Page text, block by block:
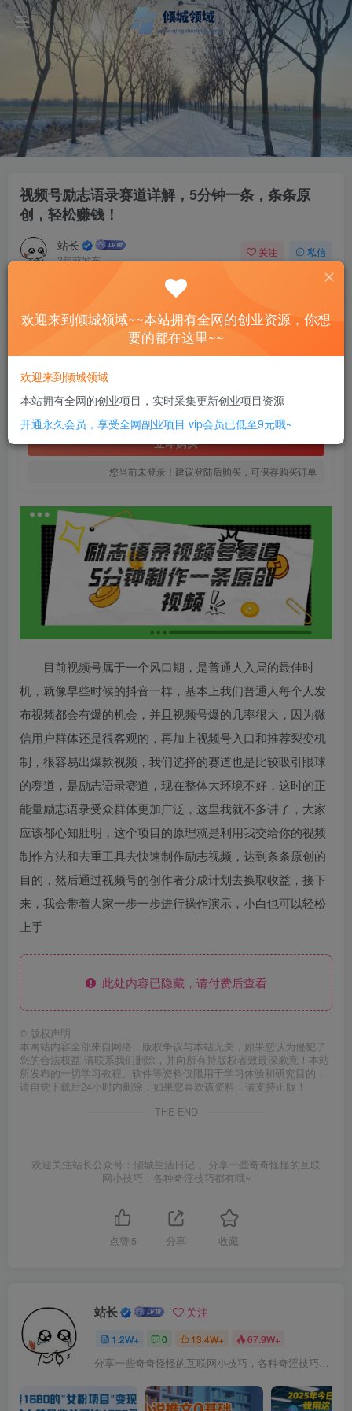
视频号励志语录赛道详解，5分钟一条，条条原
创，轻松赚钱！
站长
2年前发布
关注 私信
视频号励志语录赛道详解，5分钟一条，条条原创，轻松赚钱！
此内容为付费资源，请付费后查看
SVIP全站会员 免费
立即购买
您当前未登录！建议登陆后购买，可保存购买订单
已售 2
目前视频号属于一个风口期，是普通人入局的最佳时
机，就像早些时候的抖音一样，基本上我们普通人每个人发
布视频都会有爆的机会，并且视频号爆的几率很大，因为微
信用户群体还是很客观的，再加上视频号入口和推荐裂变机
制，很容易出爆款视频，我们选择的赛道也是比较吸引眼球
的赛道，是励志语录赛道，现在整体大环境不好，这时的正
能量励志语录受众群体更加广泛，这里我就不多讲了，大家
应该都心知肚明，这个项目的原理就是利用我交给你的视频
制作方法和去重工具去快速制作励志视频，达到条条原创的
目的，然后通过视频号的创作者分成计划去换取收益，接下
来，我会带着大家一步一步进行操作演示，小白也可以轻松
上手
此处内容已隐藏，请付费后查看
© 版权声明
本网站内容全部来自网络，版权争议与本站无关，如果您认为侵犯了
您的合法权益,请联系我们删除，并向所有持版权者致最深歉意！本站
所发布的一切学习教程、软件等资料仅限用于学习体验和研究目的；
请自觉下载后24小时内删除，如果您喜欢该资料，请支持正版！
THE END
欢迎关注站长公众号：倾城生活日记 。分享一些奇奇怪怪的互联
网小技巧，各种奇淫技巧都有哦~
点赞 5 分享 收藏
站长 关注
1.2W+ 0 13.4W+ 67.9W+
分享一些奇奇怪怪的互联网小技巧，各种奇淫技巧都在本站。
欢迎来到倾城领域~~本站拥有全网的创业资源，你想
要的都在这里~~
欢迎来到倾城领域
本站拥有全网的创业项目，实时采集更新创业项目资源
开通永久会员，享受全网副业项目 vip会员已低至9元哦~